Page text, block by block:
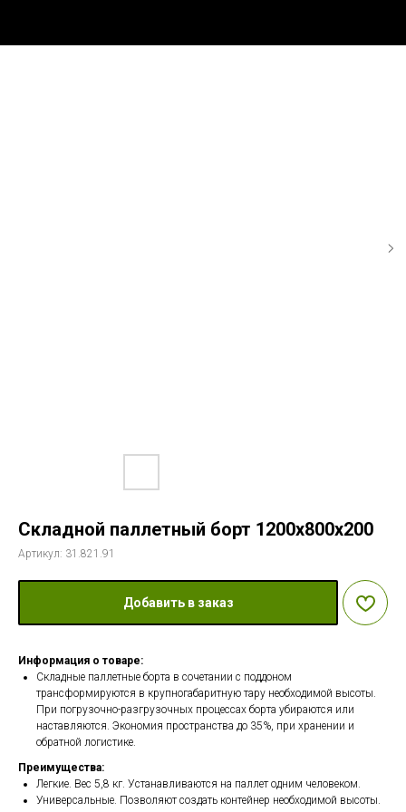
Складной паллетный борт 1200х800х200
Артикул: 31.821.91
Добавить в заказ
Информация о товаре:
Складные паллетные борта в сочетании с поддоном
трансформируются в крупногабаритную тару необходимой высоты.
При погрузочно-разгрузочных процессах борта убираются или
наставляются. Экономия пространства до 35%, при хранении и
обратной логистике.
Преимущества:
Легкие. Вес 5,8 кг. Устанавливаются на паллет одним человеком.
Универсальные. Позволяют создать контейнер необходимой высоты.